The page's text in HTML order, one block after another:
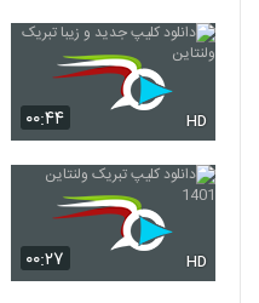
۰۰:۴۴ HD
۰۰:۲۷ HD